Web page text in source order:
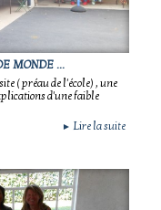
MONDE ...
( préau de l'école) , une
d'une faible
► Lire la suite